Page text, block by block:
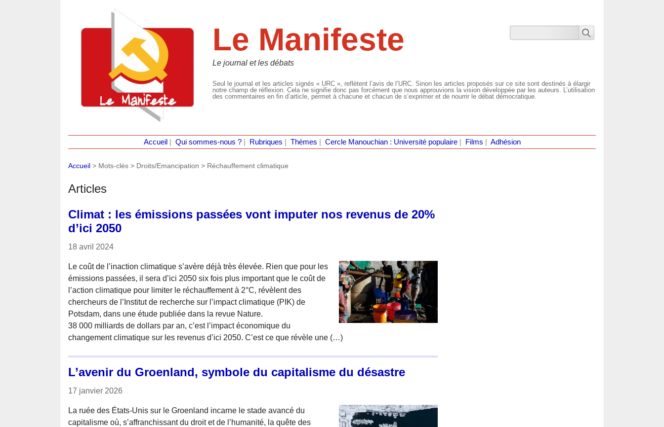
Le Manifeste
Le journal et les débats
Seul le journal et les articles signés « URC », reflètent l’avis de l’URC. Sinon les articles proposés sur ce site sont destinés à élargir
notre champ de réflexion. Cela ne signifie donc pas forcément que nous approuvions la vision développée par les auteurs. L’utilisation
des commentaires en fin d’article, permet à chacune et chacun de s’exprimer et de nourrir le débat démocratique.
Accueil Qui sommes-nous ?| Rubriques Thèmes Cercle Manouchian : Université populaire| Films Adhésion
Accueil > Mots-clés > Droits/Emancipation > Réchauffement climatique
Articles
Climat : les émissions passées vont imputer nos revenus de 20%
d’ici 2050
18 avril 2024
Le coût de l’inaction climatique s’avère déjà très élevée. Rien que pour les
émissions passées, il sera d’ici 2050 six fois plus important que le coût de
l’action climatique pour limiter le réchauffement à 2°C, révèlent des
chercheurs de l’Institut de recherche sur l’impact climatique (PIK) de
Potsdam, dans une étude publiée dans la revue Nature.
38 000 milliards de dollars par an, c’est l’impact économique du
changement climatique sur les revenus d’ici 2050. C’est ce que révèle une (…)
L’avenir du Groenland, symbole du capitalisme du désastre
17 janvier 2026
La ruée des États-Unis sur le Groenland incarne le stade avancé du
capitalisme où, s’affranchissant du droit et de l’humanité, la quête des